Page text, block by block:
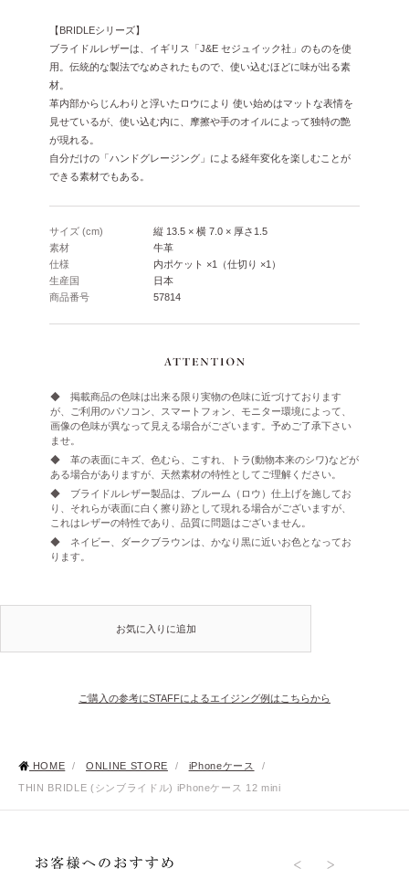
【BRIDLEシリーズ】
ブライドルレザーは、イギリス「J&E セジュイック社」のものを使
用。伝統的な製法でなめされたもので、使い込むほどに味が出る素
材。
革内部からじんわりと浮いたロウにより 使い始めはマットな表情を
見せているが、使い込む内に、摩擦や手のオイルによって独特の艶
が現れる。
自分だけの「ハンドグレージング」による経年変化を楽しむことが
できる素材でもある。
サイズ (cm)
縦 13.5 × 横 7.0 × 厚さ1.5
素材
牛革
仕様
内ポケット ×1（仕切り ×1）
生産国
日本
商品番号
57814
◆ 掲載商品の色味は出来る限り実物の色味に近づけております
が、ご利用のパソコン、スマートフォン、モニター環境によって、
画像の色味が異なって見える場合がございます。予めご了承下さい
ませ。
◆ 革の表面にキズ、色むら、こすれ、トラ(動物本来のシワ)などが
ある場合がありますが、天然素材の特性としてご理解ください。
◆ ブライドルレザー製品は、ブルーム（ロウ）仕上げを施してお
り、それらが表面に白く擦り跡として現れる場合がございますが、
これはレザーの特性であり、品質に問題はございません。
◆ ネイビー、ダークブラウンは、かなり黒に近いお色となってお
ります。
お気に入りに追加
ご購入の参考にSTAFFによるエイジング例はこちらから
HOME / ONLINE STORE / iPhoneケース
/
THIN BRIDLE (シンブライドル) iPhoneケース 12 mini